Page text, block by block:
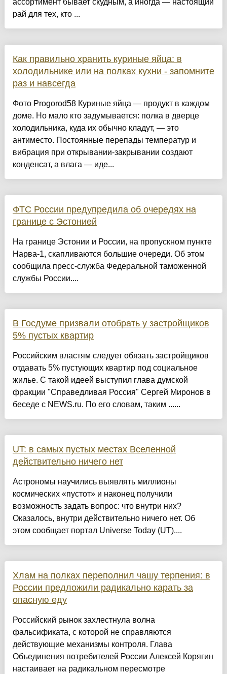
ассортимент бывает скудным, а иногда — настоящий
рай для тех, кто ...
Как правильно хранить куриные яйца: в
холодильнике или на полках кухни - запомните
раз и навсегда
Фото Progorod58 Куриные яйца — продукт в каждом
доме. Но мало кто задумывается: полка в дверце
холодильника, куда их обычно кладут, — это
антиместо. Постоянные перепады температур и
вибрация при открывании-закрывании создают
конденсат, а влага — иде...
ФТС России предупредила об очередях на
границе с Эстонией
На границе Эстонии и России, на пропускном пункте
Нарва-1, скапливаются большие очереди. Об этом
сообщила пресс-служба Федеральной таможенной
службы России....
В Госдуме призвали отобрать у застройщиков
5% пустых квартир
Российским властям следует обязать застройщиков
отдавать 5% пустующих квартир под социальное
жилье. С такой идеей выступил глава думской
фракции "Справедливая Россия" Сергей Миронов в
беседе с NEWS.ru. По его словам, таким ......
UT: в самых пустых местах Вселенной
действительно ничего нет
Астрономы научились выявлять миллионы
космических «пустот» и наконец получили
возможность задать вопрос: что внутри них?
Оказалось, внутри действительно ничего нет. Об
этом сообщает портал Universe Today (UT)....
Хлам на полках переполнил чашу терпения: в
России предложили радикально карать за
опасную еду
Российский рынок захлестнула волна
фальсификата, с которой не справляются
действующие механизмы контроля. Глава
Объединения потребителей России Алексей Корягин
настаивает на радикальном пересмотре